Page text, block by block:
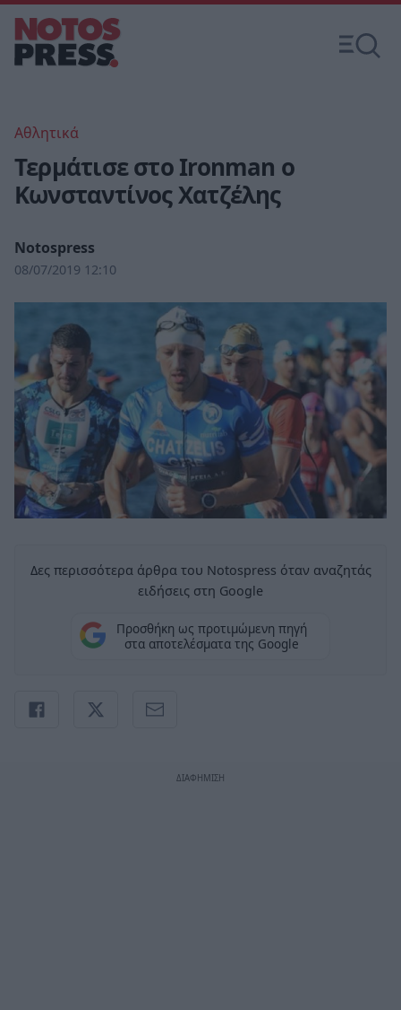
Αθλητικά
Τερμάτισε στο Ironman ο
Κωνσταντίνος Χατζέλης
Notospress
08/07/2019 12:10
Δες περισσότερα άρθρα του Notospress όταν αναζητάς
ειδήσεις στη Google
Προσθήκη ως προτιμώμενη πηγή
στα αποτελέσματα της Google